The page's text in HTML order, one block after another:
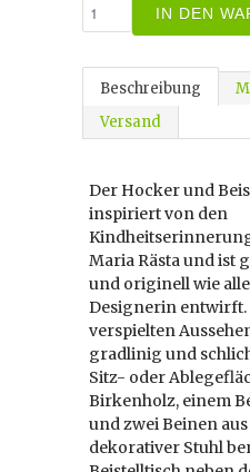
IN DEN
Beschreibung
Versand
Der Hocker und
inspiriert von den
Maria Rästa und ist
und originell wie
Designerin entwirft.
verspielten
gradlinig und
Sitz- oder
Birkenholz, einem
und zwei Beinen
dekorativer Stuhl